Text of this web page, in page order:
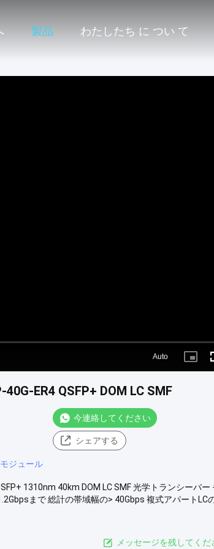
製品 わたしたち に つい て
Auto
Picture-
ER4 QSFP+ DOM LC SMF
今連絡してください
シェアする
ジュール
1310nm 40km DOM LC SMF 光学トランシーバー
まで 総計の帯域幅の> 40Gbps 複式アパートLC
メッセージを残してくだ